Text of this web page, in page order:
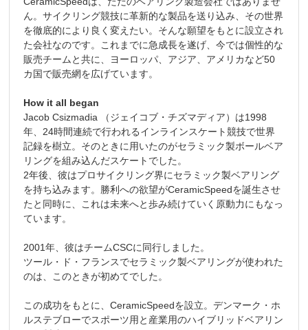
ん。サイクリング競技に革新的な製品を送り込み、その世界
を徹底的により良く変えたい。そんな願望をもとに設立され
た会社なのです。これまでに急成長を遂げ、今では個性的な
販売チームと共に、ヨーロッパ、アジア、アメリカなど50
カ国で販売網を広げています。
How it all began
Jacob Csizmadia （ジェイコブ・チズマディア）は1998
年、24時間連続で行われるインラインスケート競技で世界
記録を樹立。そのときに用いたのがセラミック製ボールベア
リングを組み込んだスケートでした。
2年後、彼はプロサイクリング界にセラミック製ベアリング
を持ち込みます。勝利への欲望がCeramicSpeedを誕生させ
たと同時に、これは未来へと歩み続けていく原動力にもなっ
ています。
2001年、彼はチームCSCに同行しました。
ツール・ド・フランスでセラミック製ベアリングが使われた
のは、このときが初めてでした。
この成功をもとに、CeramicSpeedを設立。デンマーク・ホ
ルステブローでスポーツ用と産業用のハイブリッドベアリン